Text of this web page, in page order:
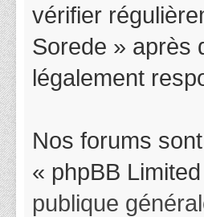
vérifier
Sorede » après
légalement
Nos forums
« phpBB
publique